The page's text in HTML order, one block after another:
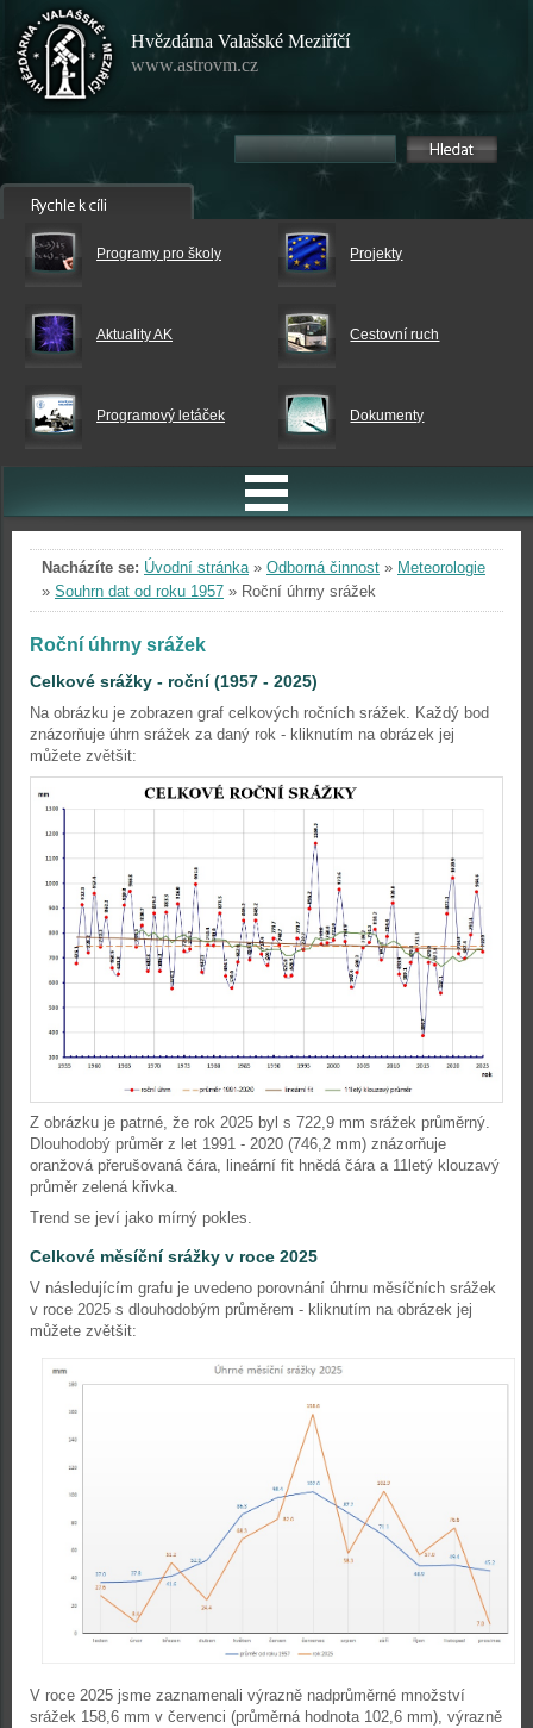
Hvězdárna Valašské Meziříčí
www.astrovm.cz
Programy pro školy Projekty
Aktuality AK Cestovní ruch
Programový letáček Dokumenty
Nacházíte se: Úvodní stránka» Odborná činnost » Meteorologie
» Souhrn dat od roku 1957 » Roční úhrny srážek
Roční úhrny srážek
Celkové srážky - roční (1957 - 2025)
Na obrázku je zobrazen graf celkových ročních srážek. Každý bod
znázorňuje úhrn srážek za daný rok - kliknutím na obrázek jej
můžete zvětšit:
Z obrázku je patrné, že rok 2025 byl s 722,9 mm srážek průměrný.
Dlouhodobý průměr z let 1991 - 2020 (746,2 mm) znázorňuje
oranžová přerušovaná čára, lineární fit hnědá čára a 11letý klouzavý
průměr zelená křivka.
Trend se jeví jako mírný pokles.
Celkové měsíční srážky v roce 2025
V následujícím grafu je uvedeno porovnání úhrnu měsíčních srážek
v roce 2025 s dlouhodobým průměrem - kliknutím na obrázek jej
můžete zvětšit:
V roce 2025 jsme zaznamenali výrazně nadprůměrné množství
srážek 158,6 mm v červenci (průměrná hodnota 102,6 mm), výrazně